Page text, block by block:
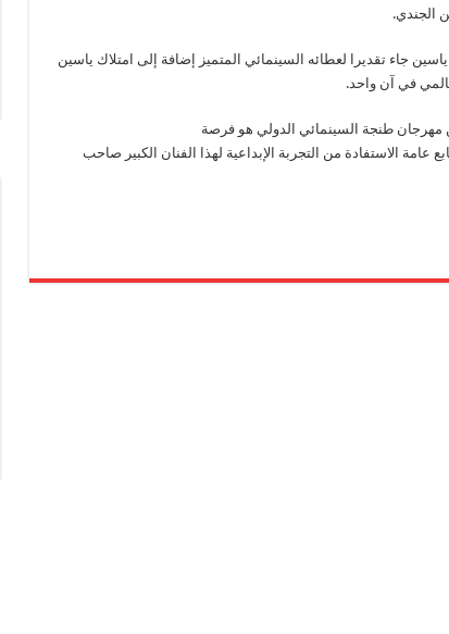
الجندي.
جاء تقديرا لعطائه السينمائي المتميز إضافة إلى امتلاك ياسين
في آن واحد.
مهرجان طنجة السينمائي الدولي هو فرصة
الاستفادة من التجربة الإبداعية لهذا الفنان الكبير صاحب